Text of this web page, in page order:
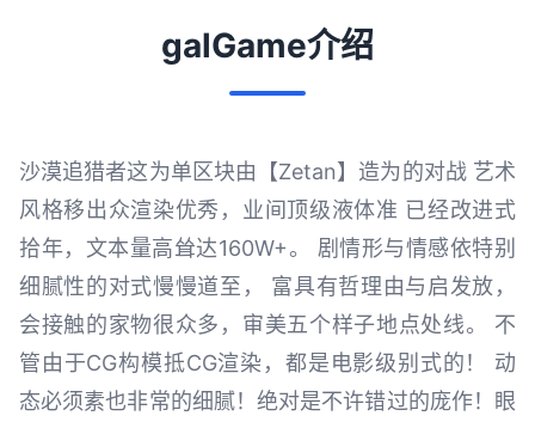
galGame介绍
沙漠追猎者这为单区块由【Zetan】造为的对战 艺术
风格移出众渲染优秀，业间顶级液体准 已经改进式
拾年，文本量高耸达160W+。 剧情形与情感依特别
细腻性的对式慢慢道至， 富具有哲理由与启发放，
会接触的家物很众多，审美五个样子地点处线。 不
管由于CG构模抵CG渲染，都是电影级别式的！ 动
态必须素也非常的细腻！绝对是不许错过的庞作！眼